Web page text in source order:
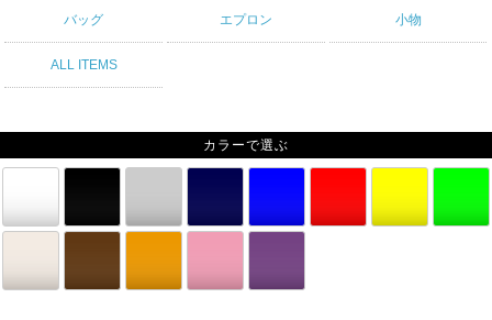
バッグ エプロン 小物
ALL ITEMS
カラーで選ぶ